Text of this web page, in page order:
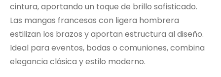
cintura, aportando un toque de brillo sofisticado.
Las mangas francesas con ligera hombrera
estilizan los brazos y aportan estructura al diseño.
Ideal para eventos, bodas o comuniones, combina
elegancia clásica y estilo moderno.